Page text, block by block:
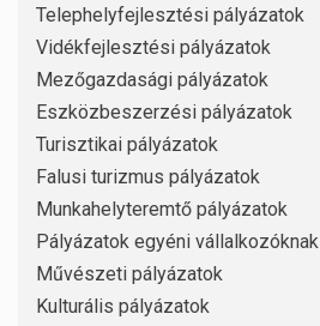
Telephelyfejlesztési pályázatok
Vidékfejlesztési pályázatok
Mezőgazdasági pályázatok
Eszközbeszerzési pályázatok
Turisztikai pályázatok
Falusi turizmus pályázatok
Munkahelyteremtő pályázatok
Pályázatok egyéni vállalkozóknak
Művészeti pályázatok
Kulturális pályázatok